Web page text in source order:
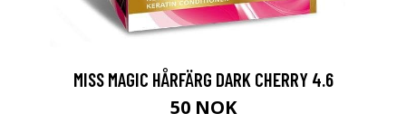
MISS MAGIC HÅRFÄRG DARK CHERRY 4.6
50 NOK